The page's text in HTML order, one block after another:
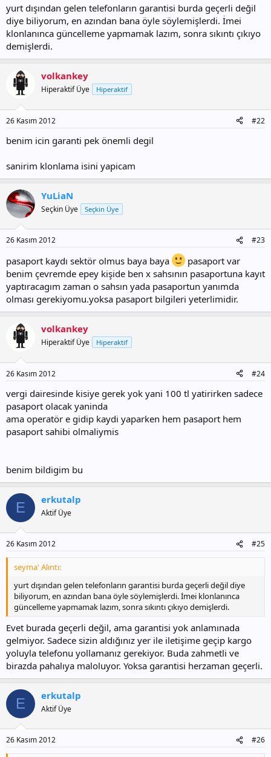
yurt dışından gelen telefonların garantisi burda geçerli değil
diye biliyorum, en azından bana öyle söylemişlerdi. İmei
klonlanınca güncelleme yapmamak lazım, sonra sıkıntı çıkıyo
demişlerdi.
volkankey
Hiperaktif Üye Hiperaktif
26 Kasım 2012 #22
benim icin garanti pek önemli degil
sanirim klonlama isini yapicam
YuLiaN
Seçkin Üye Seçkin Üye
26 Kasım 2012 #23
pasaport kaydı sektör olmus baya baya
pasaport var
benim çevremde epey kişide ben x sahsının pasaportuna kayıt
yaptıracagım zaman o sahsın yada pasaportun yanımda
olması gerekiyomu.yoksa pasaport bilgileri yeterlimidir.
volkankey
Hiperaktif Üye Hiperaktif
26 Kasım 2012 #24
vergi dairesinde kisiye gerek yok yani 100 tl yatirirken sadece
pasaport olacak yaninda
ama operatör e gidip kaydi yaparken hem pasaport hem
pasaport sahibi olmaliymis
benim bildigim bu
E erkutalp
Aktif Üye
26 Kasım 2012 #25
seyma' Alıntı:
yurt dışından gelen telefonların garantisi burda geçerli değil diye
biliyorum, en azından bana öyle söylemişlerdi. İmei klonlanınca
güncelleme yapmamak lazım, sonra sıkıntı çıkıyo demişlerdi.
Evet burada geçerli değil, ama garantisi yok anlamınada
gelmiyor. Sadece sizin aldığınız yer ile iletişime geçip kargo
yoluyla telefonu yollamanız gerekiyor. Buda zahmetli ve
birazda pahalıya maloluyor. Yoksa garantisi herzaman geçerli.
E erkutalp
Aktif Üye
26 Kasım 2012 #26